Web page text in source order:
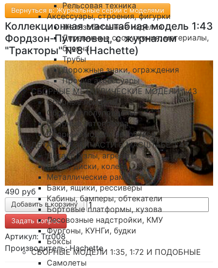
Рельсовая техника
Аксессуары, строения, фигурки
Железобетонные изделия
Деревянные сооружения, материалы,
бревна
Трубы
Дорожные знаки, ограждения
Прочие аксессуары
СБОРНЫЕ МЕТАЛЛИЧЕСКИЕ МОДЕЛИ 1:43
Сборные прицепы
Сборные полуприцепы
Сборные автопоезда
Сборные модели автобусов
ДЕТАЛИ И ЗАПЧАСТИ В МАСШТАБЕ 1:43
Детали, узлы, агрегаты
Шины, диски, колеса
Металлические рамы 1:43
Баки, ящики, рессиверы
Кабины, бамперы, обтекатели
Бортовые платформы, кузова
Лесовозные надстройки, КМУ
Фургоны, КУНГи, будки
Боксы
СБОРНЫЕ МОДЕЛИ 1:35, 1:72 И ПОДОБНЫЕ
Самолеты
Вернуться в: Журнальные серии с моделями
Коллекционная масштабная модель 1:43
Фордзон-Путиловец, с журналом
"Тракторы" №8 (Hachette)
490 руб
Задать вопрос
Артикул: Trr008
Производитель: Hachette